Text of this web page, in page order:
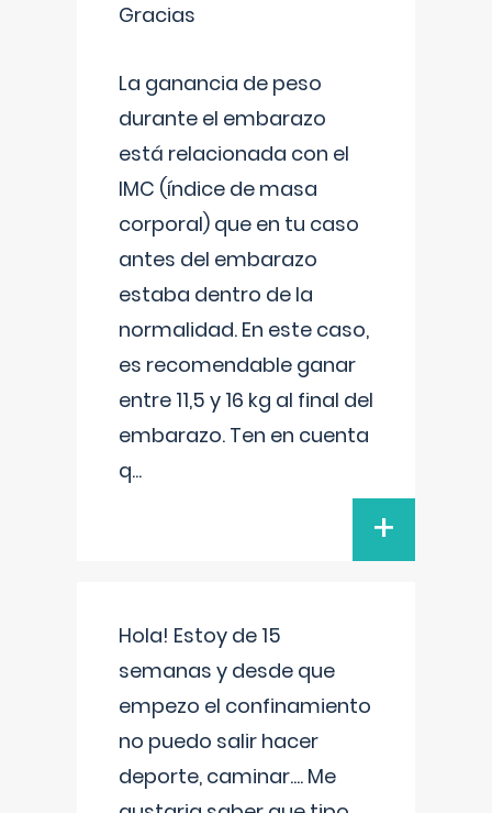
Gracias
La ganancia de peso
durante el embarazo
está relacionada con el
IMC (índice de masa
corporal) que en tu caso
antes del embarazo
estaba dentro de la
normalidad. En este caso,
es recomendable ganar
entre 11,5 y 16 kg al final del
embarazo. Ten en cuenta
q...
+
Hola! Estoy de 15
semanas y desde que
empezo el confinamiento
no puedo salir hacer
deporte, caminar.... Me